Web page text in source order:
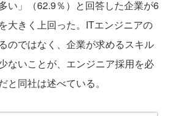
い」（62.9％）と回答した企業が6
大きく上回った。ITエンジニアの
のではなく、企業が求めるスキル
ないことが、エンジニア採用を必
と同社は述べている。